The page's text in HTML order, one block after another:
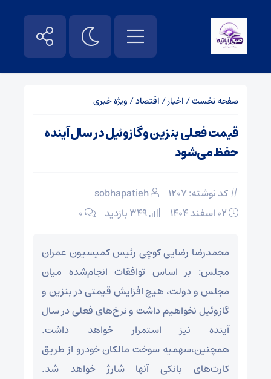
صفحه نخست/ اخبار/ اقتصاد/ ویژه خبری
قیمت فعلی بنزین و گازوئیل در سال آینده
حفظ می‌شود
کد نوشته: 1207
sobhapatieh
۰
محمدرضا رضایی کوچی رئیس کمیسیون عمران
مجلس: بر اساس توافقات انجام‌شده میان
مجلس و دولت، هیچ افزایش قیمتی در بنزین و
گازوئیل نخواهیم داشت و نرخ‌های فعلی در سال
آینده نیز استمرار خواهد داشت.
همچنین،سهمیه سوخت مالکان خودرو از طریق
کارت‌های بانکی آنها شارژ خواهد شد.